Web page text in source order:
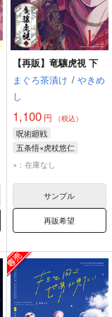
【再販】竜驤虎視 下
まぐろ茶漬け / やきめ
し
1,100円 （税込）
呪術廻戦
五条悟×虎杖悠仁
五条悟
虎杖悠仁
×：在庫なし
サンプル
再販希望